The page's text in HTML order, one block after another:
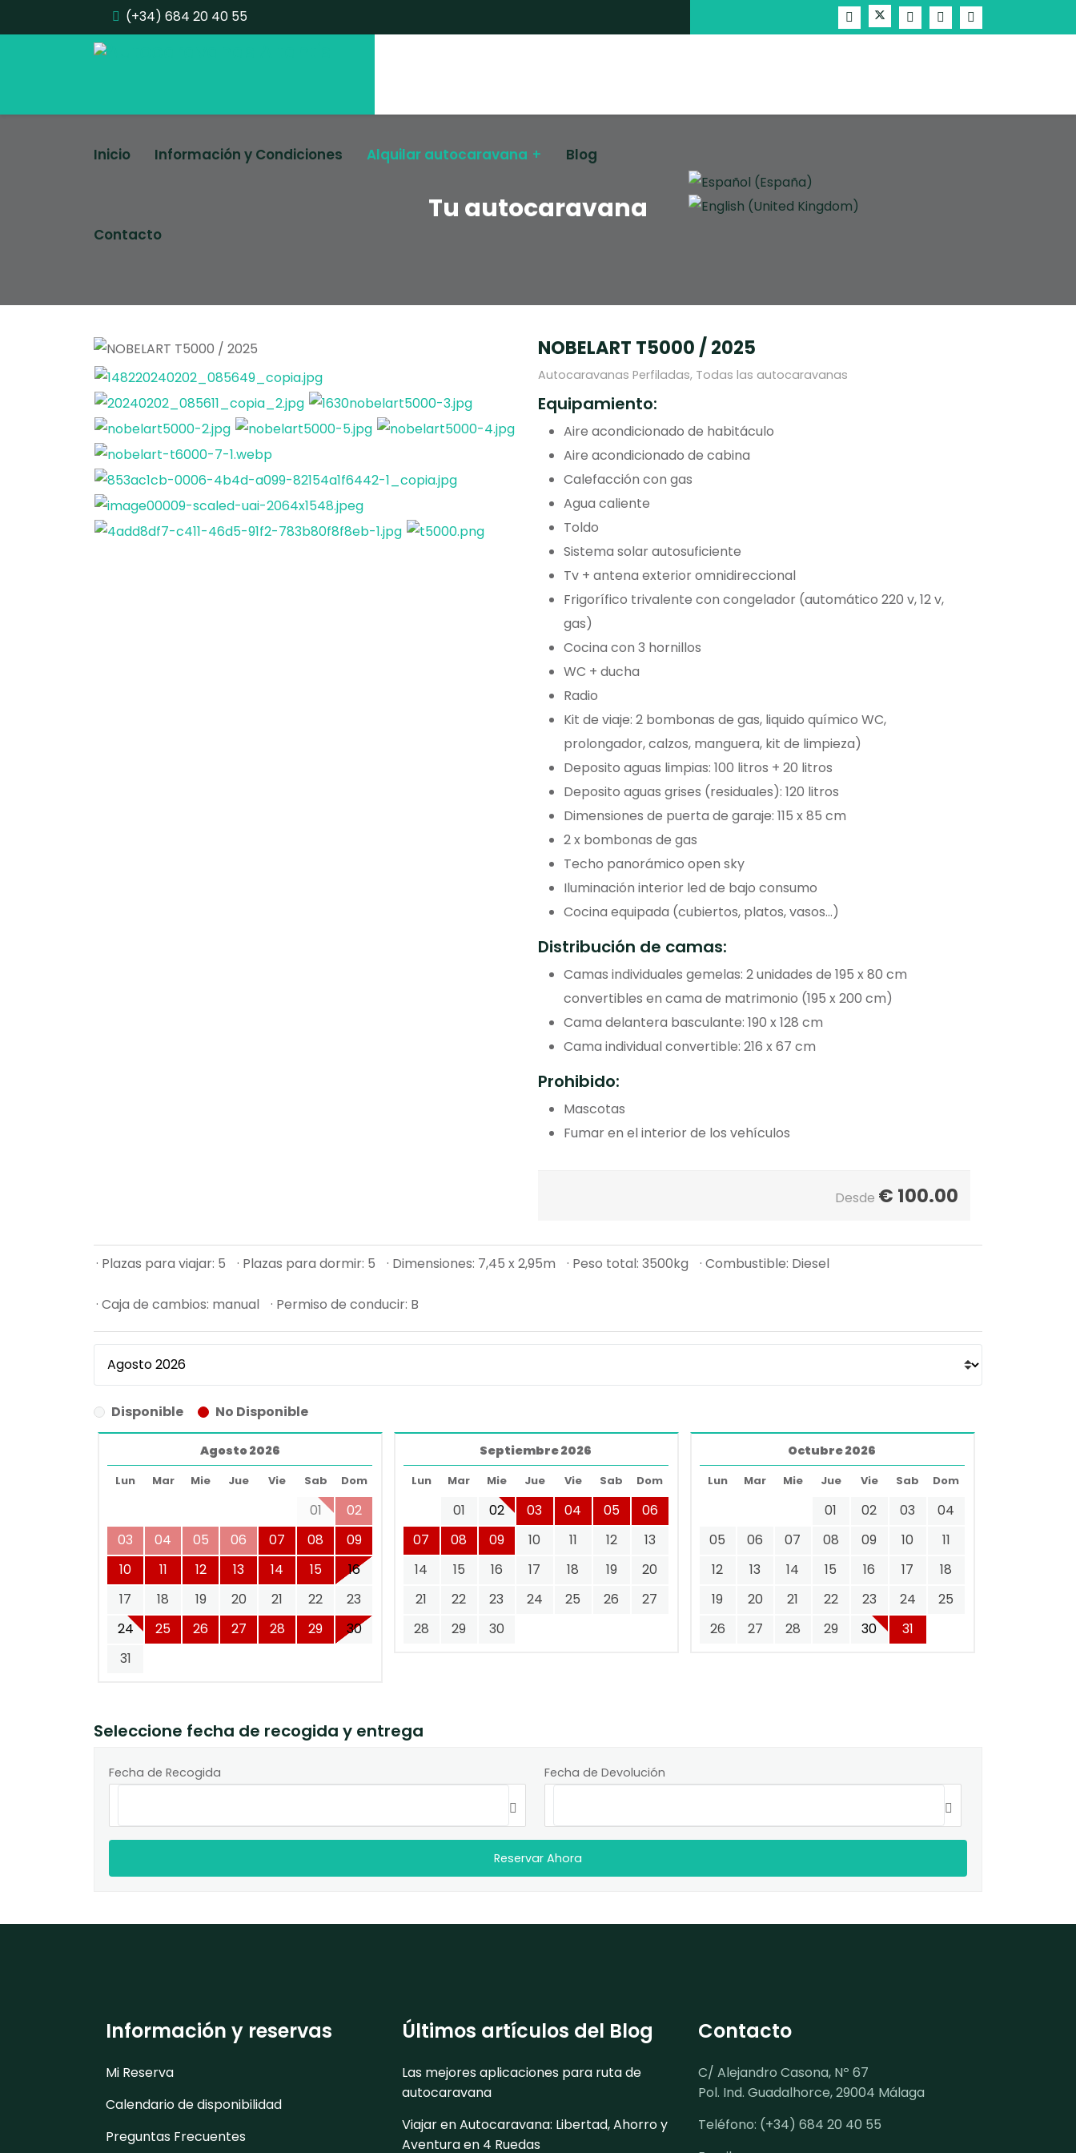
(+34) 684 20 40 55
Inicio Información y Condiciones Alquilar autocaravana Blog
Contacto
Seleccione su idioma
Tu autocaravana
NOBELART T5000 / 2025
Autocaravanas Perfiladas, Todas las autocaravanas
Equipamiento:
Aire acondicionado de habitáculo
Aire acondicionado de cabina
Calefacción con gas
Agua caliente
Toldo
Sistema solar autosuficiente
Tv + antena exterior omnidireccional
Frigorífico trivalente con congelador (automático 220 v, 12 v,
gas)
Cocina con 3 hornillos
WC + ducha
Radio
Kit de viaje: 2 bombonas de gas, liquido químico WC,
prolongador, calzos, manguera, kit de limpieza)
Deposito aguas limpias: 100 litros + 20 litros
Deposito aguas grises (residuales): 120 litros
Dimensiones de puerta de garaje: 115 x 85 cm
2 x bombonas de gas
Techo panorámico open sky
Iluminación interior led de bajo consumo
Cocina equipada (cubiertos, platos, vasos...)
Distribución de camas:
Camas individuales gemelas: 2 unidades de 195 x 80 cm
convertibles en cama de matrimonio (195 x 200 cm)
Cama delantera basculante: 190 x 128 cm
Cama individual convertible: 216 x 67 cm
Prohibido:
Mascotas
Fumar en el interior de los vehículos
Desde € 100.00
· Plazas para viajar: 5 · Plazas para dormir: 5 · Dimensiones: 7,45 x 2,95m · Peso total: 3500kg · Combustible: Diesel
· Caja de cambios: manual · Permiso de conducir: B
Disponible No Disponible
Agosto 2026
Lun Mar Mie Jue Vie Sab Dom
01
02
03
04 05 06 07 08
09
10
11 12 13 14 15
16
17
18 19 20 21 22
23
24
25 26 27 28 29
30
31
Septiembre 2026
Lun Mar Mie Jue Vie Sab Dom
01 02 03 04 05
06
07
08 09 10 11 12
13
14
15 16 17 18 19
20
21
22 23 24 25 26
27
28
29 30
Octubre 2026
Lun Mar Mie Jue Vie Sab Dom
01 02 03
04
05
06 07 08 09 10
11
12
13 14 15 16 17
18
19
20 21 22 23 24
25
26
27 28 29 30 31
Seleccione fecha de recogida y entrega
Fecha de Recogida Fecha de Devolución
Información y reservas
Mi Reserva
Calendario de disponibilidad
Preguntas Frecuentes
Últimos artículos del Blog
Las mejores aplicaciones para ruta de
autocaravana
Viajar en Autocaravana: Libertad, Ahorro y
Aventura en 4 Ruedas
Contacto
C/ Alejandro Casona, Nº 67
Pol. Ind. Guadalhorce, 29004 Málaga
Teléfono: (+34) 684 20 40 55